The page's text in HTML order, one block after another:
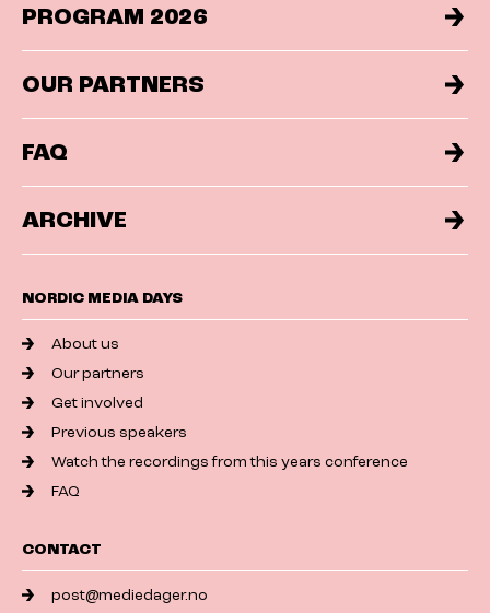
PROGRAM 2026
OUR PARTNERS
FAQ
ARCHIVE
NORDIC MEDIA DAYS
About us
Our partners
Get involved
Previous speakers
Watch the recordings from this years conference
FAQ
CONTACT
post@mediedager.no